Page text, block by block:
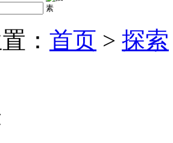
： 首页 > 探索